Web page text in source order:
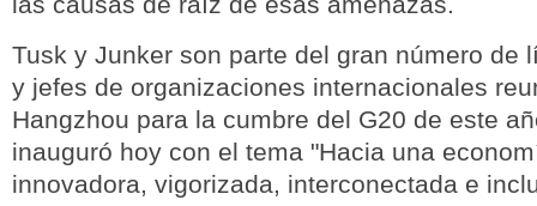
Tusk y Junker son parte del gran número de
y jefes de organizaciones internacionales
Hangzhou para la cumbre del G20 de este
inauguró hoy con el tema "Hacia una
innovadora, vigorizada, interconectada e